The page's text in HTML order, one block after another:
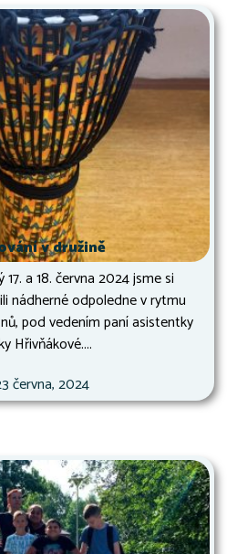
v družině
a 18. června 2024 jsme si
nádherné odpoledne v rytmu
pod vedením paní asistentky
Hřivňákové....
června, 2024